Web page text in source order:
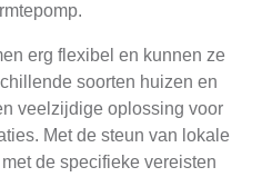
erg flexibel en kunnen ze
soorten huizen en
veelzijdige oplossing voor
Met de steun van lokale
de specifieke vereisten